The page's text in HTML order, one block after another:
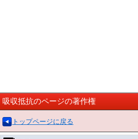
吸収抵抗のページの著作権
トップページに戻る